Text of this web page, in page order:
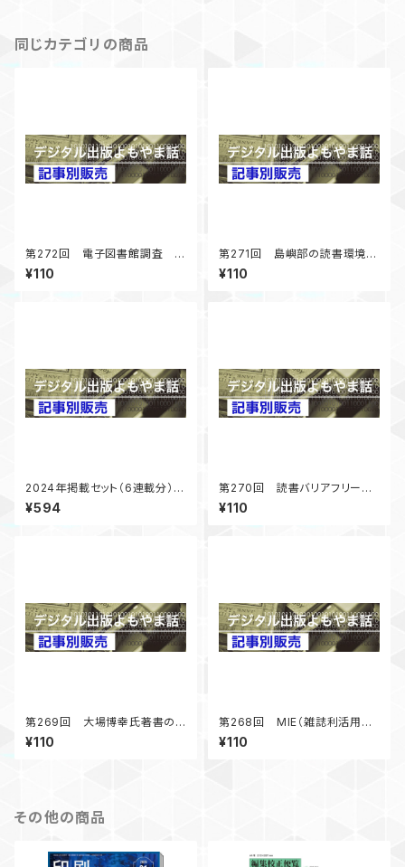
同じカテゴリの商品
第272回 電子図書館調査 コ
ロナ禍以降の展開 「デジタル
出版よもやま話」 2025年4月
¥110
第271回 島嶼部の読書環境調
査 まずは男木島図書館に行
く 「デジタル出版よもやま話」
2025年2月号掲載
¥110
2024年掲載セット（6連載分）
「デジタル出版よもやま話」
¥594
第270回 読書バリアフリー法
5年経過第二期基本計画準備
中 「デジタル出版よもやま話」
2024年12月号掲載
¥110
第269回 大場博幸氏著書の
社会的意義－図書館の書籍市
場への影響－ 「デジタル出版
¥110
第268回 MIE（雑誌利活用教
育）報告 雑誌づくりの効果
「デジタル出版よもやま話」 20
¥110
その他の商品